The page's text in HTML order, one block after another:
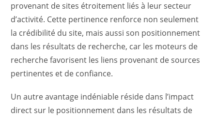
provenant de sites étroitement liés à leur secteur
d’activité. Cette pertinence renforce non seulement
la crédibilité du site, mais aussi son positionnement
dans les résultats de recherche, car les moteurs de
recherche favorisent les liens provenant de sources
pertinentes et de confiance.
Un autre avantage indéniable réside dans l’impact
direct sur le positionnement dans les résultats de